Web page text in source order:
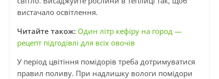
вистачало освітлення.
Читайте також: Один літр кефіру на город —
рецепт підгодівлі для всіх овочів
У період цвітіння помідорів треба дотримуватися
правил поливу. При надлишку вологи помідори